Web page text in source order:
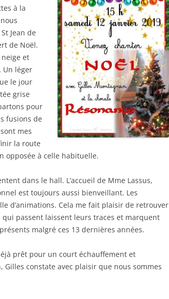
DES
POLYPH.
à la
Jean de
de Noël.
et
Un léger
le jour
grise
pour
fusions de
mes
la route
opposée à celle habituelle.
dans le hall. L’accueil de Mme Lassus,
est toujours aussi bienveillant. Les
d’animations. Cela me fait plaisir de retrouver
passent laissent leurs traces et marquent
malgré ces 13 dernières années.
prêt pour un court échauffement et
constate avec plaisir que nous sommes